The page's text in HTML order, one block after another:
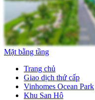
Mặt bằng tầng
Trang chủ
Giao dịch thứ cấp
Vinhomes Ocean Park
Khu San Hô